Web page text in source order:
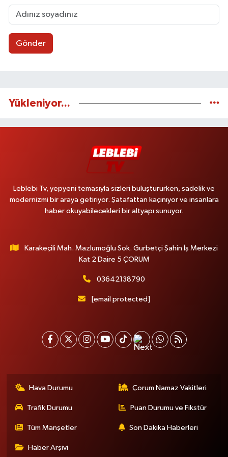
Gönder
Yükleniyor...
Leblebi Tv, yepyeni temasıyla sizleri buluştururken, sadelik ve
modernizmi bir araya getiriyor. Şatafattan kaçınıyor ve insanlara
haber okuyabilecekleri bir altyapı sunuyor.
Karakeçili Mah. Mazlumoğlu Sok. Gurbetçi Şahin İş Merkezi
Kat 2 Daire 5 ÇORUM
03642138790
[email protected]
Hava Durumu Çorum Namaz Vakitleri
Trafik Durumu Puan Durumu ve Fikstür
Tüm Manşetler Son Dakika Haberleri
Haber Arşivi